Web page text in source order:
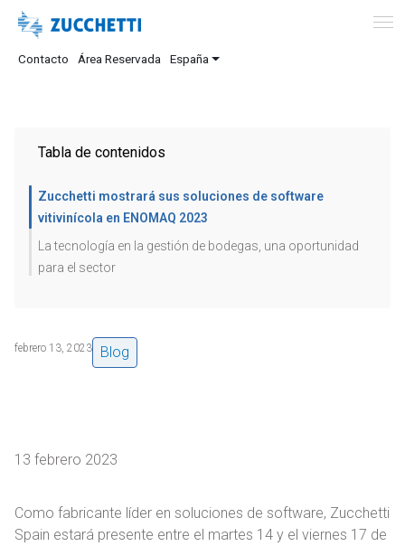
Contacto Área Reservada España
Tabla de contenidos
Zucchetti mostrará sus soluciones de software
vitivinícola en ENOMAQ 2023
La tecnología en la gestión de bodegas, una oportunidad
para el sector
febrero 13, 2023 Blog
13 febrero 2023
Como fabricante líder en soluciones de software, Zucchetti
Spain estará presente entre el martes 14 y el viernes 17 de